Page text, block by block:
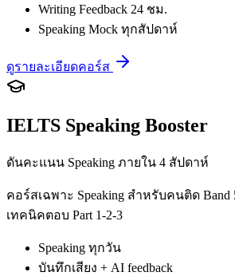
Writing Feedback 24 ชม.
Speaking Mock ทุกสัปดาห์
ดูรายละเอียดคอร์ส
IELTS Speaking Booster
ดันคะแนน Speaking ภายใน 4 สัปดาห์
คอร์สเฉพาะ Speaking สำหรับคนติด Band
เทคนิคตอบ Part 1-2-3
Speaking ทุกวัน
บันทึกเสียง + AI feedback